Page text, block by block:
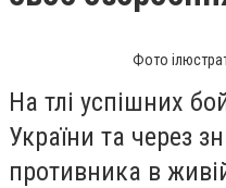
Фото
На тлі успішних
України та через
противника в